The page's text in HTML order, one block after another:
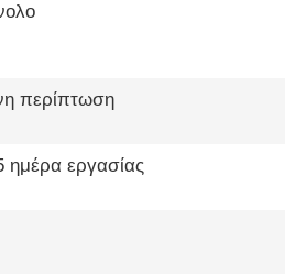
περίπτωση
ημέρα εργασίας